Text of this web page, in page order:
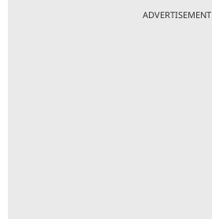
ADVERTISEMENT